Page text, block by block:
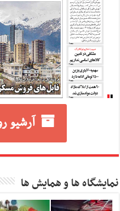
آرشیو
نمایشگاه ها و همایش ها